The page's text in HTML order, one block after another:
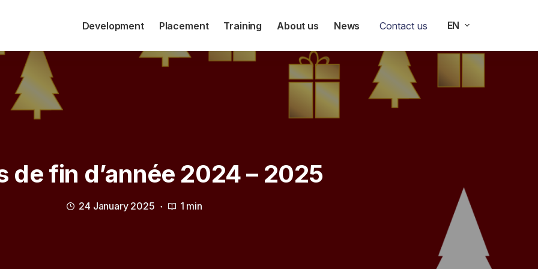
Development Placement Training About us News Contact us EN
de fin d’année 2024 – 2025
24 January 2025 1 min